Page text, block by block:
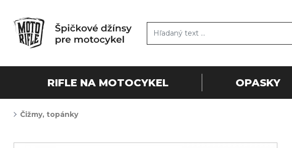
RIFLE NA MOTOCYKEL OPASKY
Čižmy, topánky